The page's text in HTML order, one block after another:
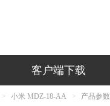
客户端下载
小米 MDZ-18-AA 产品参数